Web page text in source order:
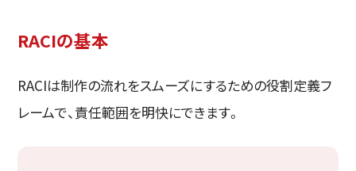
RACIの基本
RACIは制作の流れをスムーズにするための役割定義フ
レームで、責任範囲を明快にできます。